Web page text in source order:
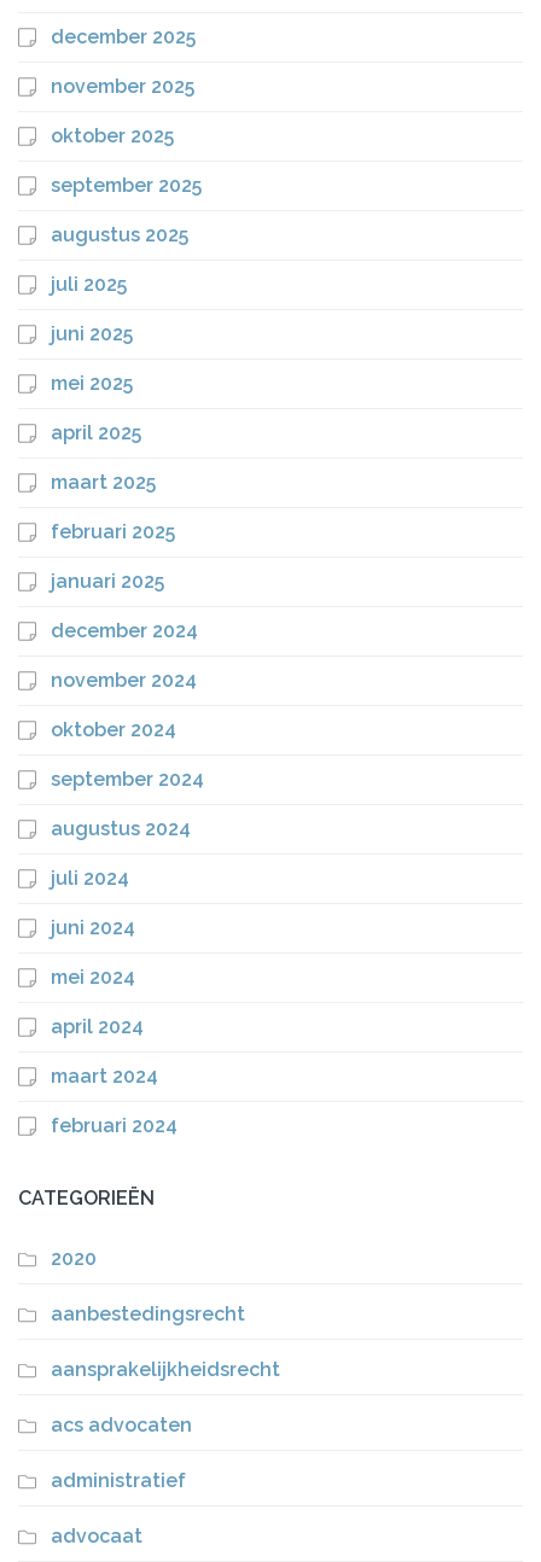
december 2025
november 2025
oktober 2025
september 2025
augustus 2025
juli 2025
juni 2025
mei 2025
april 2025
maart 2025
februari 2025
januari 2025
december 2024
november 2024
oktober 2024
september 2024
augustus 2024
juli 2024
juni 2024
mei 2024
april 2024
maart 2024
februari 2024
CATEGORIEËN
2020
aanbestedingsrecht
aansprakelijkheidsrecht
acs advocaten
administratief
advocaat